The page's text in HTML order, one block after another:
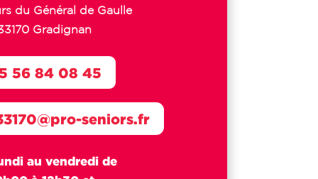
du Général de Gaulle
Gradignan
au vendredi de
seniors.fr
56 84 08 45